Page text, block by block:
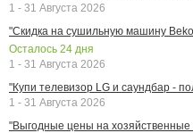
1 - 31 Августа 2026
"Скидка на сушильную машину
Осталось 24 дня
1 - 31 Августа 2026
"Купи телевизор LG и саундбар -
1 - 31 Августа 2026
"Выгодные цены на